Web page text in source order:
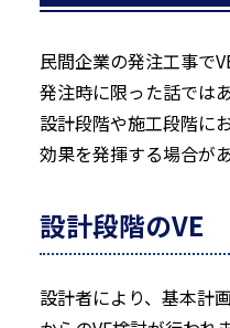
民間企業の発注工事で
発注時に限った話では
設計段階や施工段階に
効果を発揮する場合があ
設計段階のVE
設計者により、基本計